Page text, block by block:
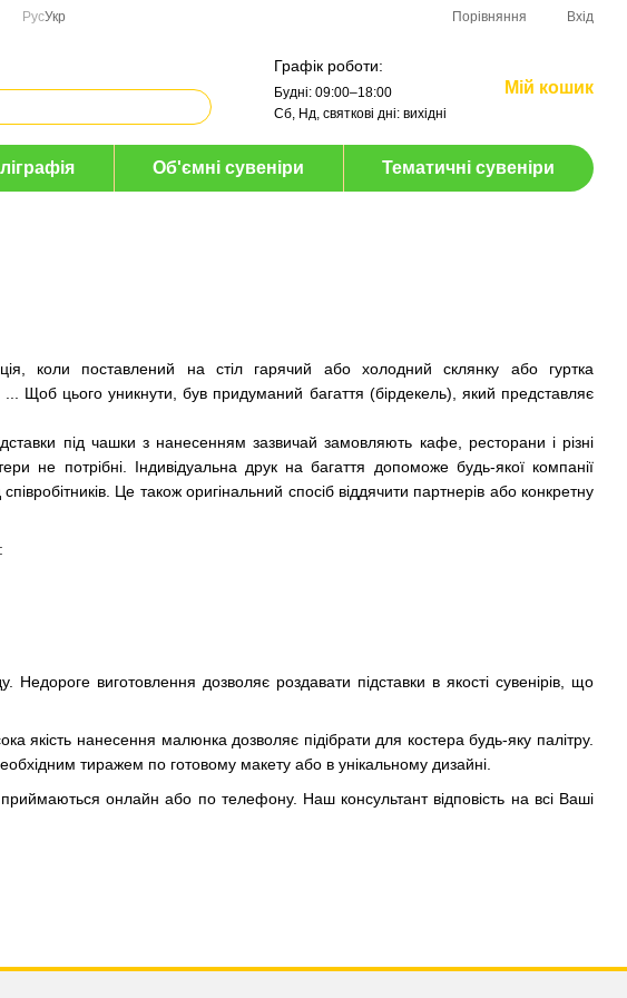
РусУкр Порівняння Вхід
Графік роботи:
Будні: 09:00–18:00
Сб, Нд, святкові дні: вихідні
Мій кошик
Об'ємні сувеніри Тематичні сувеніри
коли поставлений на стіл гарячий або холодний склянку або гуртка
Щоб цього уникнути, був придуманий багаття (бірдекель), який представляє
під чашки з нанесенням зазвичай замовляють кафе, ресторани і різні
потрібні. Індивідуальна друк на багаття допоможе будь-якої компанії
Це також оригінальний спосіб віддячити партнерів або конкретну
виготовлення дозволяє роздавати підставки в якості сувенірів, що
нанесення малюнка дозволяє підібрати для костера будь-яку палітру.
тиражем по готовому макету або в унікальному дизайні.
приймаються онлайн або по телефону. Наш консультант відповість на всі Ваші